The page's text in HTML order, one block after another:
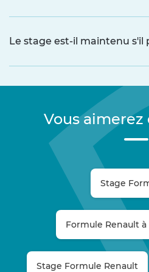
Le stage est-il maintenu s'il
Vous
Stage
Formule Renault
Stage Formule Renault